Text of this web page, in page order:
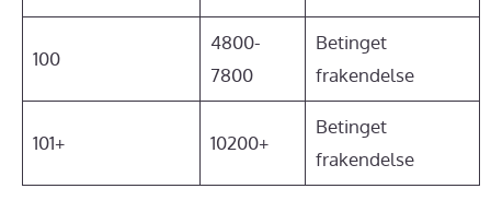
100
4800-
7800
Betinget
frakendelse
101+ 10200+
Betinget
frakendelse